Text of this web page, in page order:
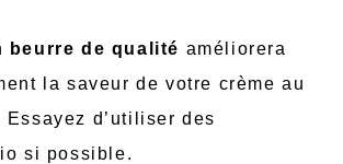
beurre de qualité améliorera
la saveur de votre crème au
Essayez d’utiliser des
si possible.